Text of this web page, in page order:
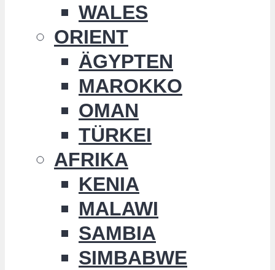
WALES
ORIENT
ÄGYPTEN
MAROKKO
OMAN
TÜRKEI
AFRIKA
KENIA
MALAWI
SAMBIA
SIMBABWE